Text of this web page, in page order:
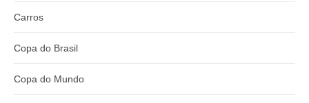
Carros
Copa do Brasil
Copa do Mundo